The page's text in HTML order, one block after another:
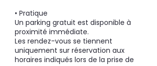
• Pratique
Un parking gratuit est disponible à
proximité immédiate.
Les rendez-vous se tiennent
uniquement sur réservation aux
horaires indiqués lors de la prise de